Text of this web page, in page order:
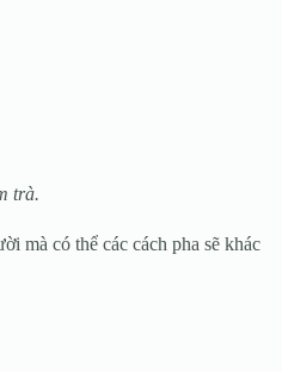
trà.
mà có thể các cách pha sẽ khác